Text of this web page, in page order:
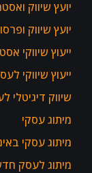
יועץ שיווק
יועץ שיווק
ייעוץ שיווקי
ייעוץ שיווקי
שיווק דיגיטלי
מיתוג עסקי
מיתוג עסקי
מיתוג לעסק